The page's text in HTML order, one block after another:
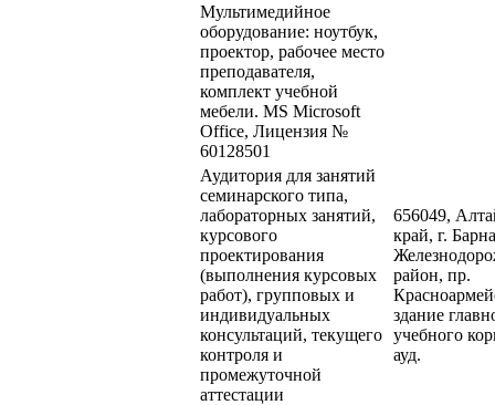
Мультимедийное
оборудование: ноутбук,
проектор, рабочее место
преподавателя,
комплект учебной
мебели. MS Microsoft
Office, Лицензия №
60128501
Аудитория для занятий
семинарского типа,
лабораторных занятий,
курсового
проектирования
(выполнения курсовых
работ), групповых и
индивидуальных
консультаций, текущего
контроля и
промежуточной
аттестации
656049,
край, г.
район, пр.
здание
учебного
ауд.